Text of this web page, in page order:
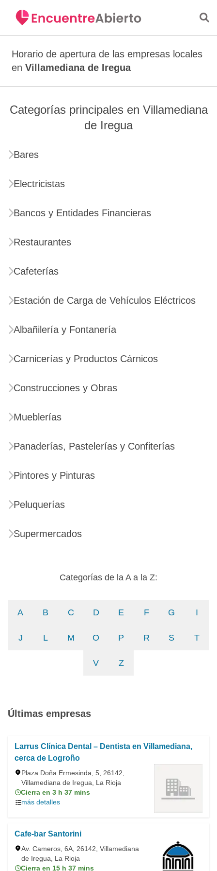
Horario de apertura de las empresas locales
en Villamediana de Iregua
Categorías principales en Villamediana
de Iregua
Bares
Electricistas
Bancos y Entidades Financieras
Restaurantes
Cafeterías
Estación de Carga de Vehículos Eléctricos
Albañilería y Fontanería
Carnicerías y Productos Cárnicos
Construcciones y Obras
Mueblerías
Panaderías, Pastelerías y Confiterías
Pintores y Pinturas
Peluquerías
Supermercados
Categorías de la A a la Z:
A B C D E F G I
J L M O P R S T
V Z
Últimas empresas
Larrus Clínica Dental – Dentista en Villamediana,
cerca de Logroño
Plaza Doña Ermesinda, 5, 26142,
Villamediana de Iregua, La Rioja
Cierra en 3 h 37 mins
más detalles
Cafe-bar Santorini
Av. Cameros, 6A, 26142, Villamediana
de Iregua, La Rioja
Cierra en 15 h 37 mins